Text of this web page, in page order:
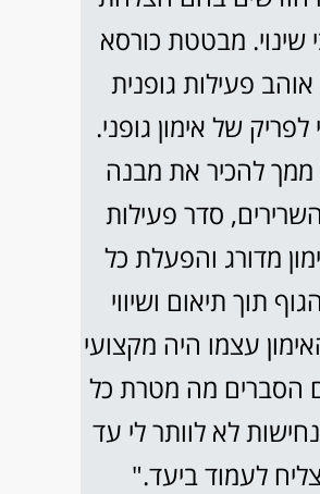
שינוי. מבטטת כורסא
אוהב פעילות גופנית
של אימון גופני.
ממך להכיר את מבנה
סדר פעילות
מדורג והפעלת כל
תוך תיאום ושיווי
עצמו היה מקצועי
הסברים מה מטרת כל
לא לוותר לי עד
לעמוד ביעד."